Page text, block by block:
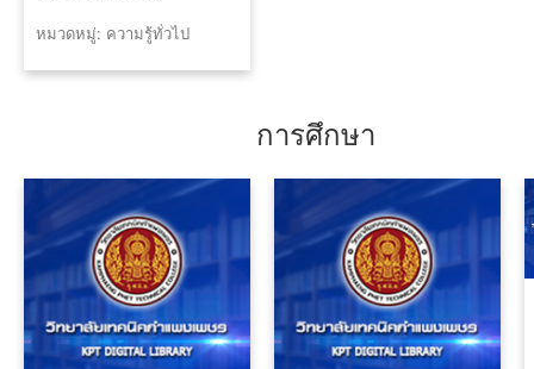
หมวดหมู่: ความรู้ทั่วไป
การศึกษา